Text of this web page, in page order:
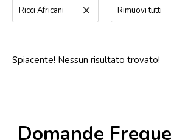
Ricci Africani clear Rimuovi tutti
Spiacente! Nessun risultato trovato!
Domande